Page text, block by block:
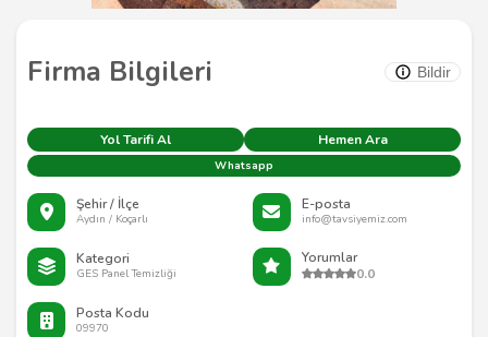
Firma Bilgileri Bildir
Yol Tarifi Al Hemen Ara
Whatsapp
Şehir / İlçe
Aydın / Koçarlı
E-posta
info@tavsiyemiz.com
Kategori
GES Panel Temizliği
Yorumlar
0.0
Posta Kodu
09970